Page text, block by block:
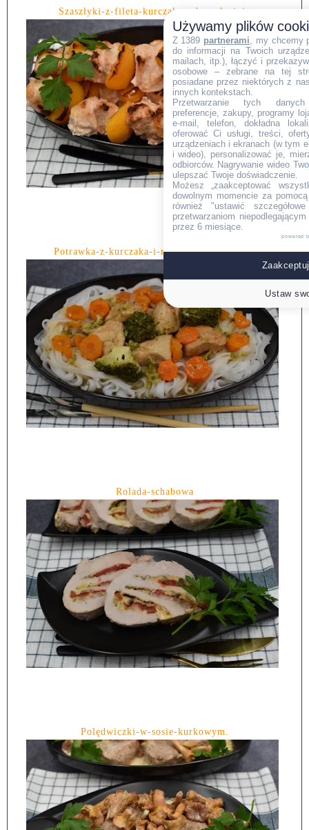
Szaszłyki-z-fileta-kurczaka-z-brzoskwinią
Potrawka-z-kurczaka-i-makaronu-ryżowego.
Rolada-schabowa
Polędwiczki-w-sosie-kurkowym.
Używamy plików
Z 1389 partnerami , my chcemy
do informacji na Twoich
mailach, itp.), łączyć i
osobowe – zebrane na tej
posiadane przez niektórych z
innych kontekstach.
Przetwarzanie tych danych
preferencje, zakupy, programy
e-mail, telefon, dokładna
oferować Ci usługi, treści,
urządzeniach i ekranach (w tym
i wideo), personalizować je,
odbiorców. Nagrywanie wideo
ulepszać Twoje doświadczenie.
Możesz „zaakceptować
dowolnym momencie za
również "ustawić
przetwarzaniom
przez 6 miesiące.
powered
Ustaw